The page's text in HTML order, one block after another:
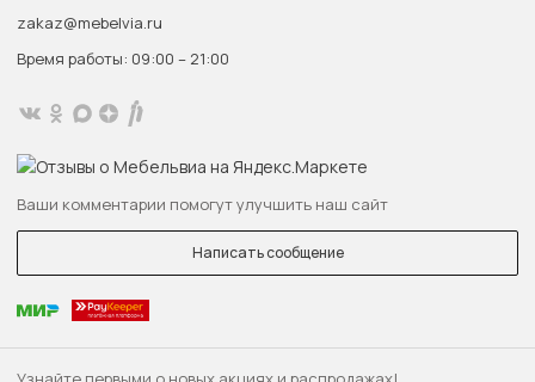
zakaz@mebelvia.ru
Время работы: 09:00 – 21:00
Ваши комментарии помогут улучшить наш сайт
Написать сообщение